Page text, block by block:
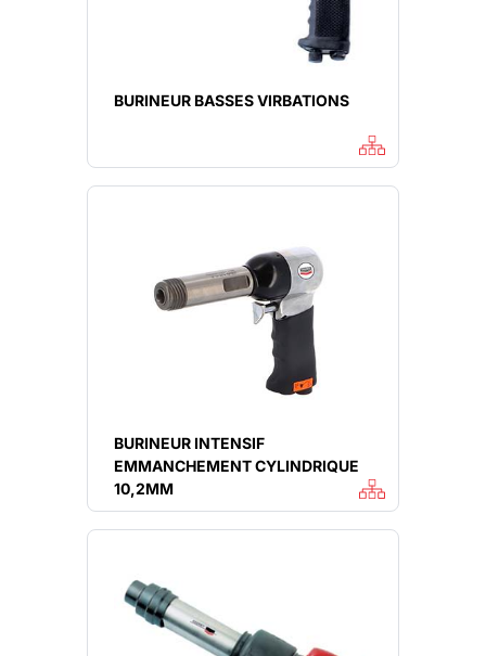
BURINEUR BASSES VIRBATIONS
BURINEUR INTENSIF
EMMANCHEMENT CYLINDRIQUE
10,2MM